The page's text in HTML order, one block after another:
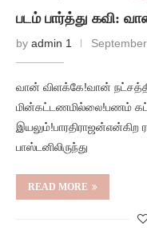
படம் பார்த்து கவி:
by admin 1
வான் விளக்கே!வான்
மின்கட்டணமில்லை!பணம்
பாஸ்டனிலிருந்து
READ MORE